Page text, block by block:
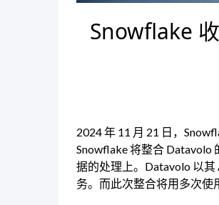
Snowflake
2024 年 11 月 21 日，
Snowflake 将整合 Datavolo
据的处理上。Datavolo 以
务。而此次整合将用多次使